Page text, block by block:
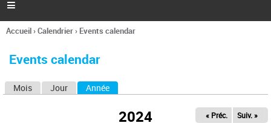
l
h
e

Vous
ici
Accueil›Calendrier› Events calendar
Events calendar
Mois Jour Année
2024 « Préc. Suiv. »